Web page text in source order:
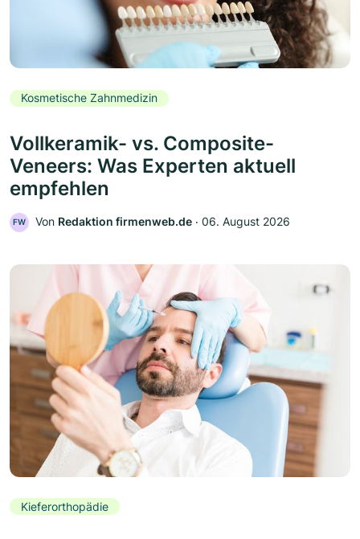
Kosmetische Zahnmedizin
Vollkeramik- vs. Composite-
Veneers: Was Experten aktuell
empfehlen
FW Von Redaktion firmenweb.de ‧ 06. August 2026
Kieferorthopädie